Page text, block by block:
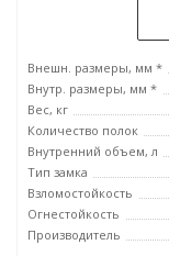
Внешн. размеры, мм *
Внутр. размеры, мм *
Вес, кг
Количество полок
Внутренний объем, л
Тип замка
Взломостойкость
Огнестойкость
Производитель